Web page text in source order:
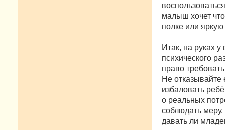
малыш хочет
полке или
Итак, на руках
психического
право
Не отказывайте
избаловать
о реальных
соблюдать
давать ли